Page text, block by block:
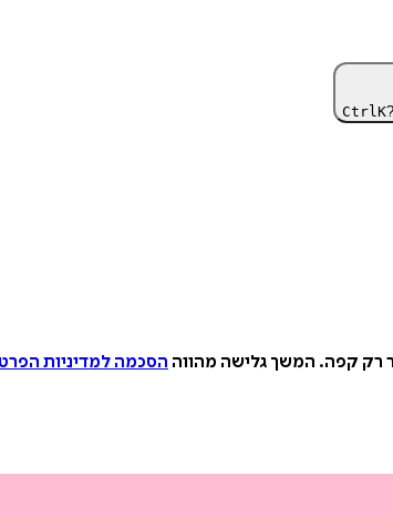
CtrlK
רק קפה. המשך גלישה מהווה הסכמה למדיניות